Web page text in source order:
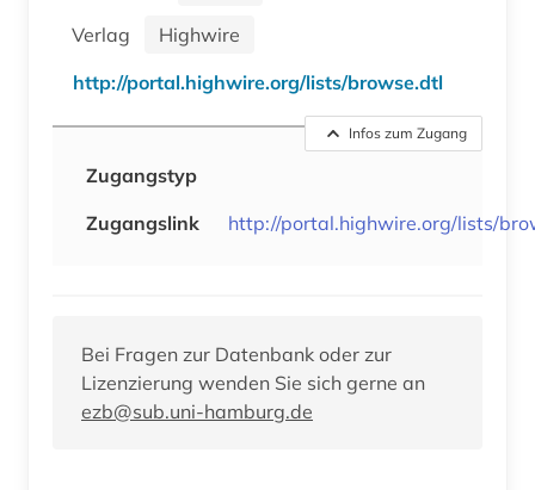
Verlag
Highwire
http://portal.highwire.org/lists/browse.dtl
Infos zum Zugang
Zugangstyp
Zugangslink
http://portal.highwire.org/lists/
Bei Fragen zur Datenbank oder zur
Lizenzierung wenden Sie sich gerne an
ezb@sub.uni-hamburg.de